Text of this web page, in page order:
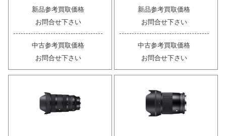
新品参考買取価格
お問合せ下さい
中古参考買取価格
お問合せ下さい
新品参考買取価格
お問合せ下さい
中古参考買取価格
お問合せ下さい